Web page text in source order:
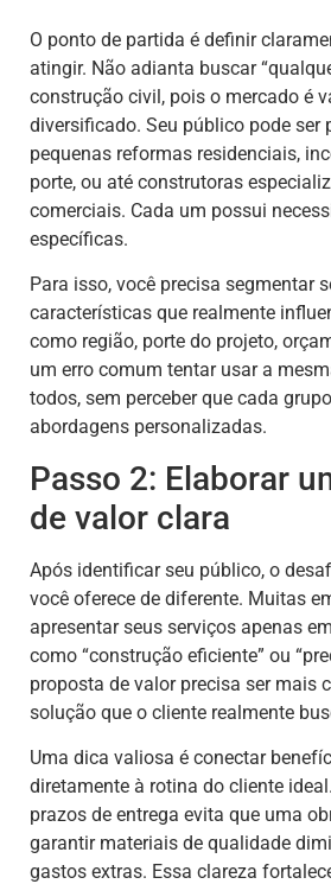
O ponto de partida é definir
atingir. Não adianta buscar
construção civil, pois o mercado é
diversificado. Seu público pode ser
pequenas reformas residenciais,
porte, ou até construtoras
comerciais. Cada um possui
específicas.
Para isso, você precisa segmentar
características que realmente
como região, porte do projeto,
um erro comum tentar usar a
todos, sem perceber que cada
abordagens personalizadas.
Passo 2: Elaborar
de valor clara
Após identificar seu público, o
você oferece de diferente. Muitas
apresentar seus serviços apenas
como “construção eficiente” ou
proposta de valor precisa ser mais
solução que o cliente realmente
Uma dica valiosa é conectar
diretamente à rotina do cliente
prazos de entrega evita que uma
garantir materiais de qualidade
gastos extras. Essa clareza